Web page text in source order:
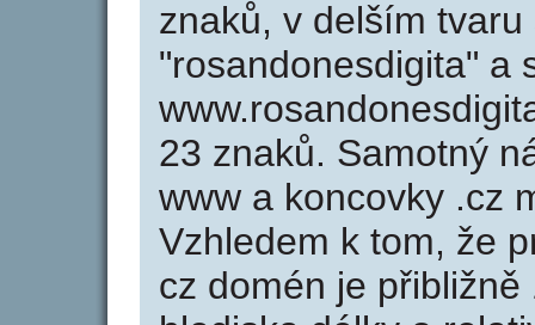
znaků, v delším tvaru
"rosandonesdigita" a
23 znaků. Samotný
www a koncovky .cz
Vzhledem k tom, že
cz domén je